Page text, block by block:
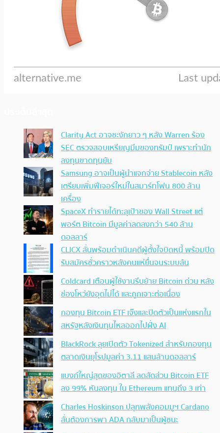
Clarity Act อาจชะงักยาว ๆ หลัง Warren ร้อง
SEC ตรวจสอบเหรียญมีมของทรัมป์ เพราะทำนัก
ลงทุนขาดทุนยับ
Samsung อาจเป็นผู้นำแจกจ่าย Stablecoin หลัง
เตรียมเพิ่มฟีเจอร์ใหม่ในสมาร์ทโฟน 800 ล้าน
เครื่อง
SpaceX ทำรายได้ทะลุเป้าของ Wall Street แต่
พอร์ต Bitcoin มีมูลค่าลดลงกว่า 540 ล้าน
ดอลลาร์
CLICX ลั่นพร้อมดำเนินคดีผู้ตั้งใจบิดหนี้ พร้อมปิด
รับสมัครชั่วคราวหลังคนแห่ยื่นจนระบบล้น
Coldcard เตือนผู้ใช้งานรีบย้าย Bitcoin ด่วน หลัง
ช่องโหว่ยังอุดไม่ได้ และถูกเจาะต่อเนื่อง
กองทุน Bitcoin ETF เจ๊งและปิดตัวเป็นแห่งแรกใน
สหรัฐหลังเงินทุนไหลออกไปฝั่ง AI
BlackRock ลุยเปิดตัว Tokenized สำหรับกองทุน
ตลาดเงินยุโรปมูลค่า 3.11 แสนล้านดอลลาร์
แบงก์ใหญ่สุดของอิตาลี ลดสัดส่วน Bitcoin ETF
ลง 99% หันลงทุน ใน Ethereum แทนถึง 3 เท่า
Charles Hoskinson ปลุกพลังคอมมูฯ Cardano
ลั่นต้องการพา ADA กลับมาเป็นผู้ชนะ